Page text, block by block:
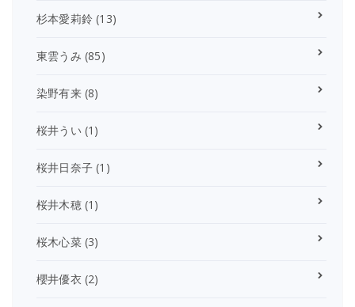
杉本愛莉鈴 (13)
東雲うみ (85)
染野有来(8)
桜井うい (1)
桜井日奈子 (1)
桜井木穂(1)
桜木心菜(3)
櫻井優衣 (2)